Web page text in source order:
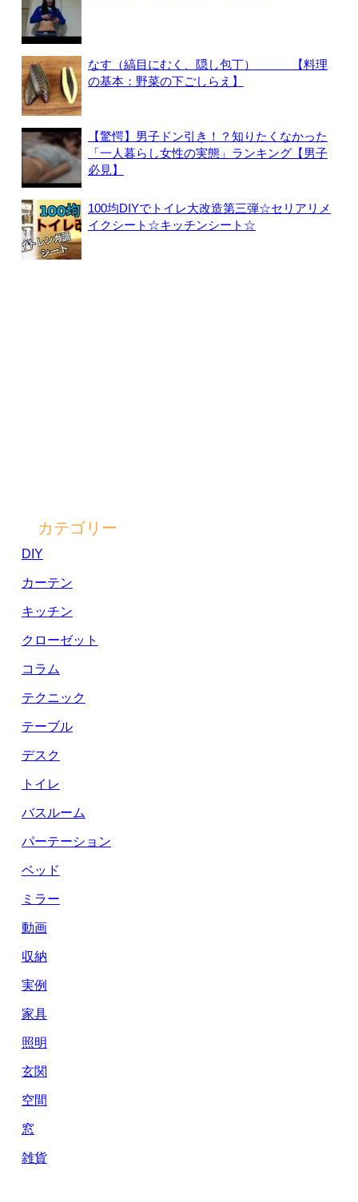
なす（縞目にむく、隠し包丁） 【料理
の基本：野菜の下ごしらえ】
【驚愕】男子ドン引き！？知りたくなかった
「一人暮らし女性の実態」ランキング【男子
必見】
100均DIYでトイレ大改造第三弾☆セリアリメ
イクシート☆キッチンシート☆
カテゴリー
DIY
カーテン
キッチン
クローゼット
コラム
テクニック
テーブル
デスク
トイレ
バスルーム
パーテーション
ベッド
ミラー
動画
収納
実例
家具
照明
玄関
空間
窓
雑貨